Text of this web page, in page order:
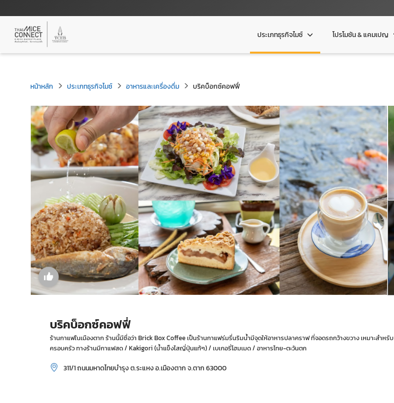
ประเภทธุรกิจไมซ์ โปรโมชัน & แคมเปญ
หน้าหลัก ประเภทธุรกิจไมซ์ อาหารและเครื่องดื่ม บริคบ็อกซ์คอฟฟี่
บริคบ็อกซ์คอฟฟี่
ร้านกาแฟในเมืองตาก ร้านนี้มีชื่อว่า Brick Box Coffee เป็นร้านกาแฟร่มรื่นริมน้ำมีจุดให้อาหารปลาคราฟ ที่จอดรถกว้างขวาง เหมาะสำหรับ
ครอบครัว ทางร้านมีกาแฟสด / Kakigori (น้ำแข็งไสญี่ปุ่นแท้ๆ) / เบเกอรี่โฮมเมด / อาหารไทย-ตะวันตก
311/1 ถนนมหาดไทยบำรุง ต.ระแหง อ.เมืองตาก จ.ตาก 63000